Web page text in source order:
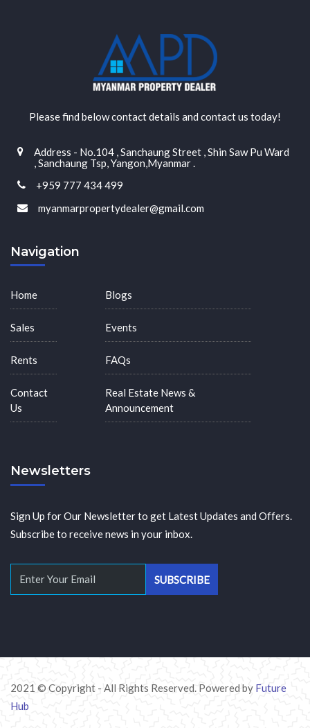
Please find below contact details and contact us today!
Address - No.104 , Sanchaung Street , Shin Saw Pu Ward
, Sanchaung Tsp, Yangon,Myanmar .
+959 777 434 499
myanmarpropertydealer@gmail.com
Navigation
Home
Sales
Rents
Contact
Us
Blogs
Events
FAQs
Real Estate News &
Announcement
Newsletters
Sign Up for Our Newsletter to get Latest Updates and Offers.
Subscribe to receive news in your inbox.
2021 © Copyright - All Rights Reserved. Powered by Future
Hub